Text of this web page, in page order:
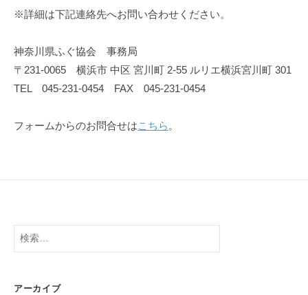
※詳細は下記連絡先へお問い合わせください。
神奈川県ふぐ協会 事務局
〒231-0065 横浜市 中区 宮川町 2-55 ルリエ横浜宮川町 301
TEL 045-231-0454 FAX 045-231-0454
フォームからのお問合せはこちら 。
検
アーカイブ